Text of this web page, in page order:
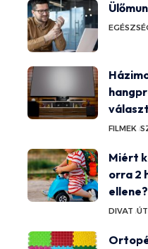
FILMEK
Miért
orra 2
ellene?
DIVAT